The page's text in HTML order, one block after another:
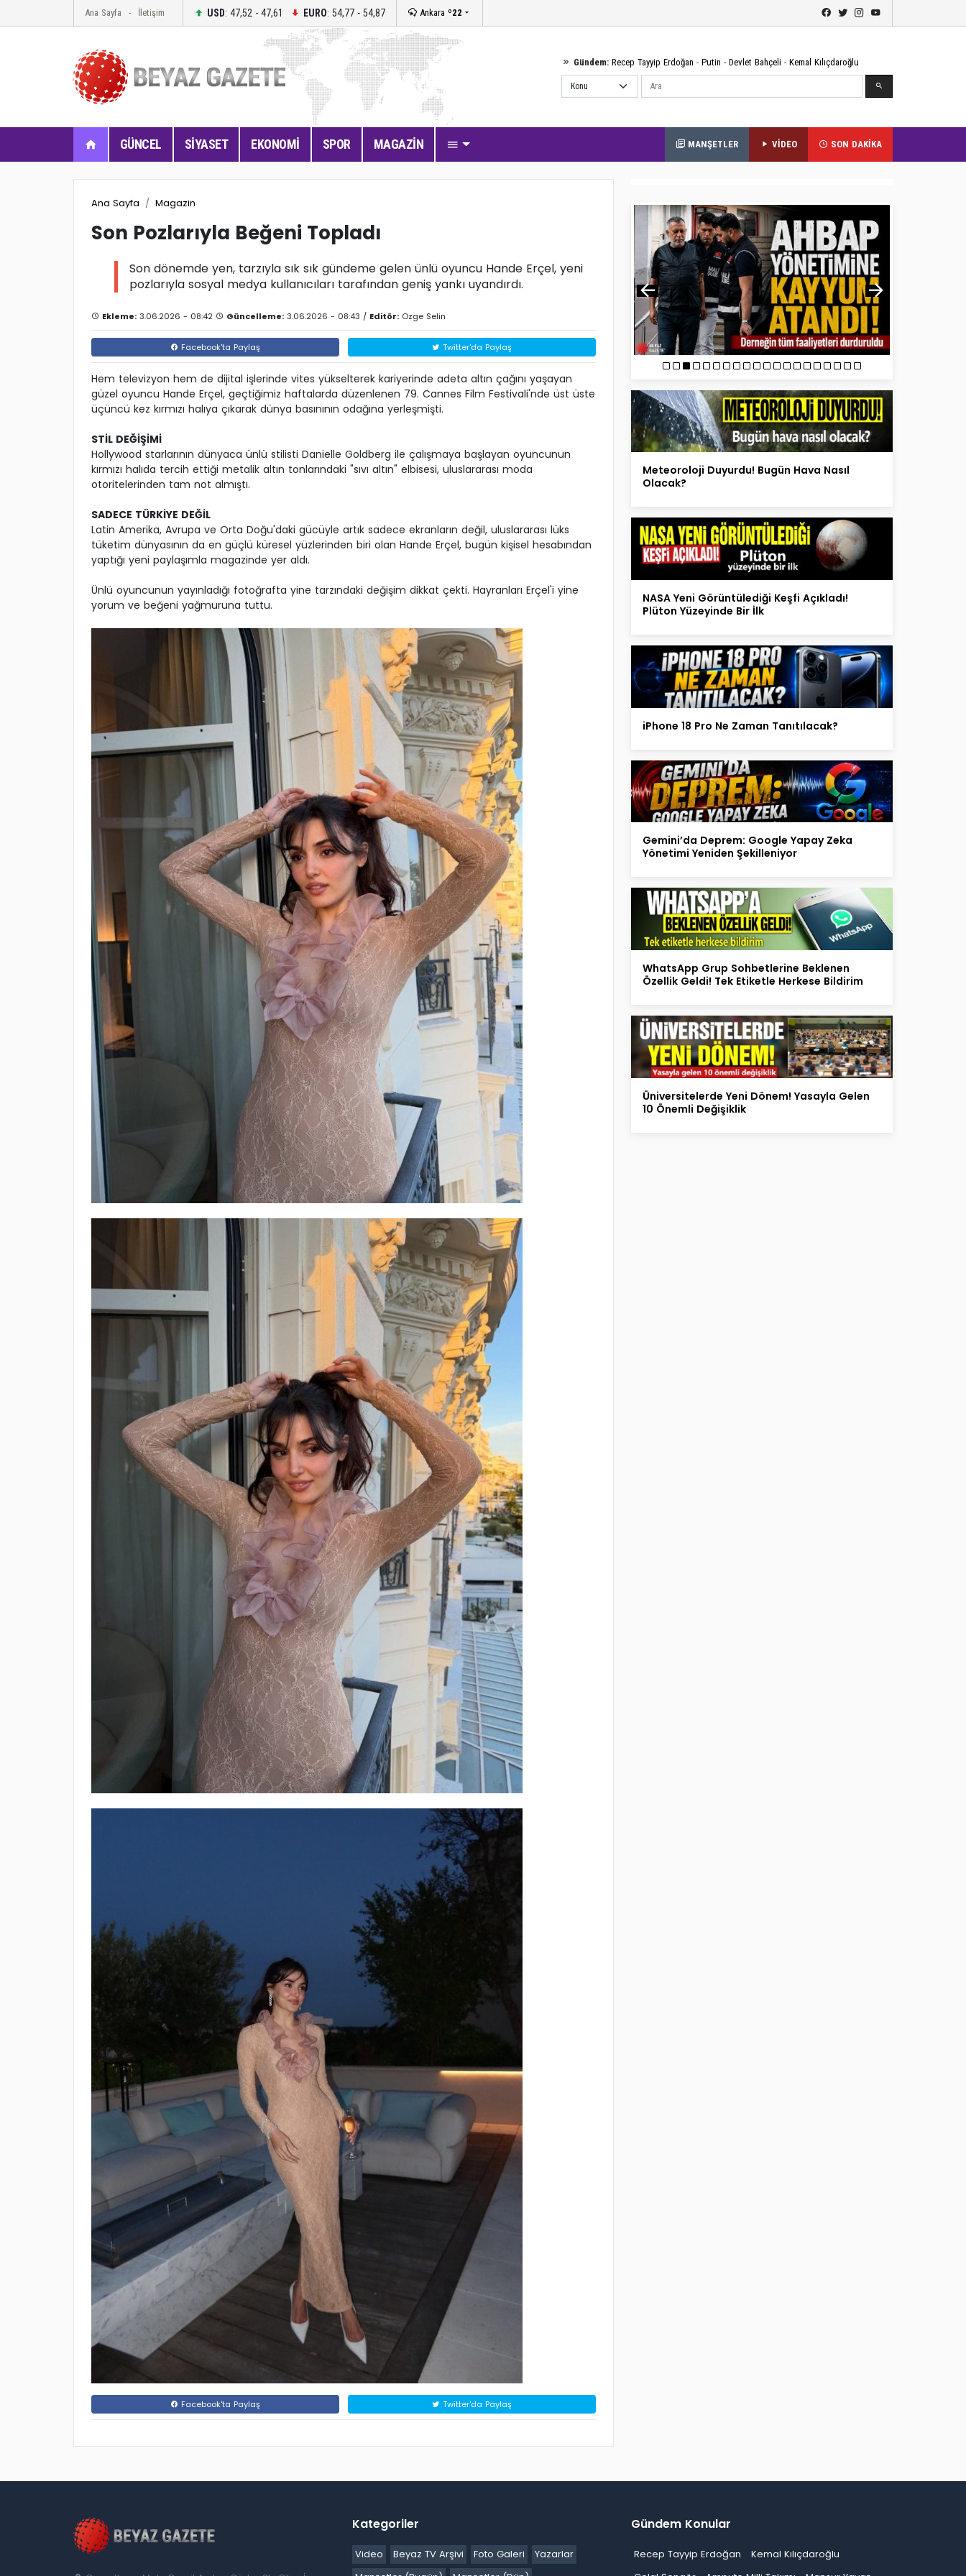
Ana Sayfa İletişim USD: 47,52 - 47,61 EURO: 54,77 - 54,87 Ankara º22
Gündem: Recep Tayyip Erdoğan - Putin - Devlet Bahçeli - Kemal Kılıçdaroğlu
Ara
GÜNCEL SİYASET EKONOMİ SPOR MAGAZİN MANŞETLER VİDEO SON DAKİKA
Ana Sayfa Magazin
Son Pozlarıyla Beğeni Topladı
Son dönemde yen, tarzıyla sık sık gündeme gelen ünlü oyuncu Hande Erçel, yeni
pozlarıyla sosyal medya kullanıcıları tarafından geniş yankı uyandırdı.
Ekleme: 3.06.2026 - 08:42 Güncelleme: 3.06.2026 - 08:43 / Editör: Ozge Selin
Facebook'ta Paylaş Twitter'da Paylaş
Hem televizyon hem de dijital işlerinde vites yükselterek kariyerinde adeta altın çağını yaşayan
güzel oyuncu Hande Erçel, geçtiğimiz haftalarda düzenlenen 79. Cannes Film Festivali'nde üst üste
üçüncü kez kırmızı halıya çıkarak dünya basınının odağına yerleşmişti.
STİL DEĞİŞİMİ
Hollywood starlarının dünyaca ünlü stilisti Danielle Goldberg ile çalışmaya başlayan oyuncunun
kırmızı halıda tercih ettiği metalik altın tonlarındaki "sıvı altın" elbisesi, uluslararası moda
otoritelerinden tam not almıştı.
SADECE TÜRKİYE DEĞİL
Latin Amerika, Avrupa ve Orta Doğu'daki gücüyle artık sadece ekranların değil, uluslararası lüks
tüketim dünyasının da en güçlü küresel yüzlerinden biri olan Hande Erçel, bugün kişisel hesabından
yaptığı yeni paylaşımla magazinde yer aldı.
Ünlü oyuncunun yayınladığı fotoğrafta yine tarzındaki değişim dikkat çekti. Hayranları Erçel'i yine
yorum ve beğeni yağmuruna tuttu.
Facebook'ta Paylaş Twitter'da Paylaş
Meteoroloji Duyurdu! Bugün Hava Nasıl
Olacak?
NASA Yeni Görüntülediği Keşfi Açıkladı!
Plüton Yüzeyinde Bir İlk
iPhone 18 Pro Ne Zaman Tanıtılacak?
Gemini’da Deprem: Google Yapay Zeka
Yönetimi Yeniden Şekilleniyor
WhatsApp Grup Sohbetlerine Beklenen
Özellik Geldi! Tek Etiketle Herkese Bildirim
Üniversitelerde Yeni Dönem! Yasayla Gelen
10 Önemli Değişiklik
Kategoriler
Video Beyaz TV Arşivi Foto Galeri
Yazarlar
Gündem Konular
Recep Tayyip Erdoğan
Kemal Kılıçdaroğlu